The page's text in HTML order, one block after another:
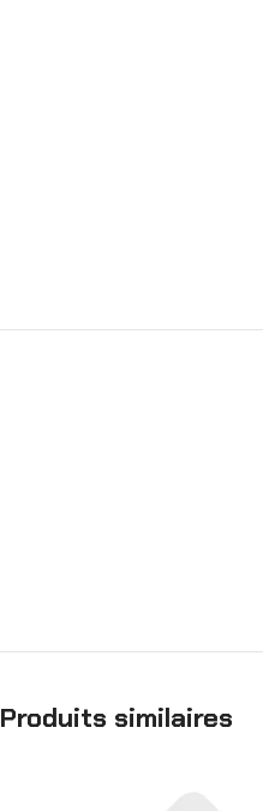
Produits similaires